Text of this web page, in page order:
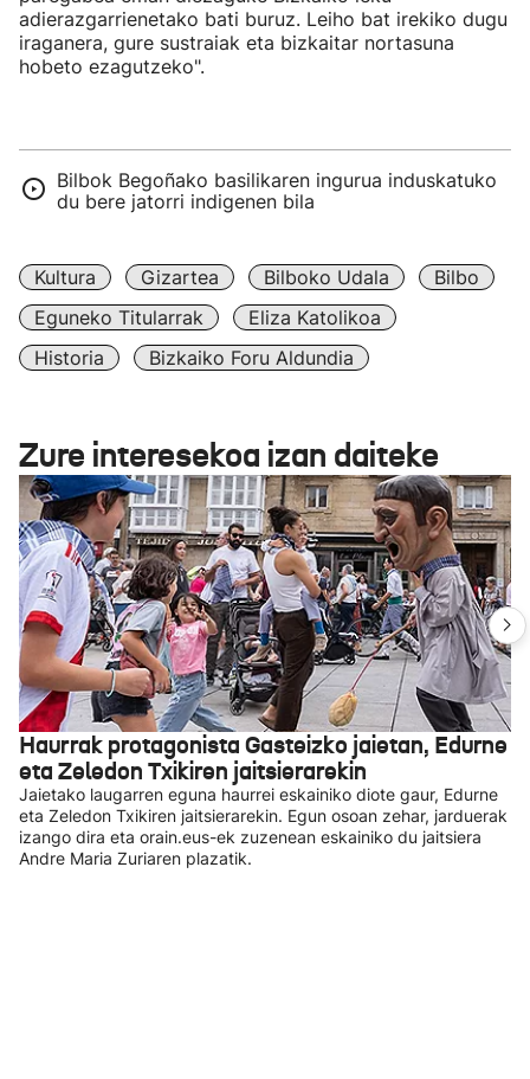
adierazgarrienetako bati buruz. Leiho bat irekiko dugu
iraganera, gure sustraiak eta bizkaitar nortasuna
hobeto ezagutzeko".
Bilbok Begoñako basilikaren ingurua induskatuko
du bere jatorri indigenen bila
Kultura Gizartea Bilboko Udala
Bilbo
Eguneko Titularrak
Eliza Katolikoa
Historia
Bizkaiko Foru Aldundia
Zure interesekoa izan daiteke
Haurrak protagonista Gasteizko jaietan, Edurne
eta Zeledon Txikiren jaitsierarekin
Jaietako laugarren eguna haurrei eskainiko diote gaur, Edurne
eta Zeledon Txikiren jaitsierarekin. Egun osoan zehar, jarduerak
izango dira eta orain.eus-ek zuzenean eskainiko du jaitsiera
Andre Maria Zuriaren plazatik.